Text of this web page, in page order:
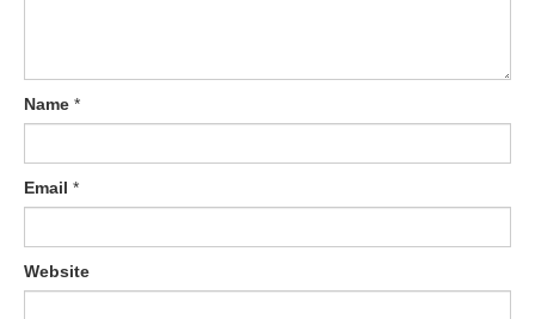
Name *
Email *
Website